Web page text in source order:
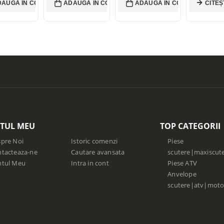
ÎN COȘ ADAUGĂ ÎN COȘ ADAUGĂ ÎN COȘ
MEU
Noi
ne
Meu
Istoric comenzi
Cautare avansata
Intra in cont
TOP CATEGORII
Piese
Piese ATV
Anvelope